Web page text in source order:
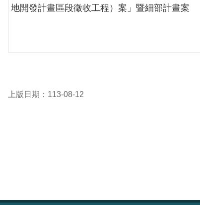
地開發計畫區段徵收工程）案」暨細部計畫案
上版日期：113-08-12